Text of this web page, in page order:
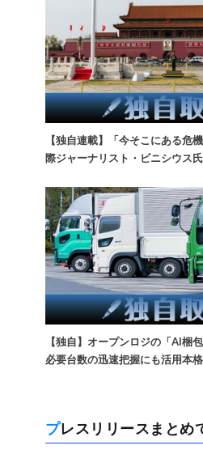
【独自連載】「今そこにある危
際ジャーナリスト・ビニシウス氏
【独自】オープンロジの「AI梱
必要台数の迅速把握にも活用本
プレスリリースまとめ